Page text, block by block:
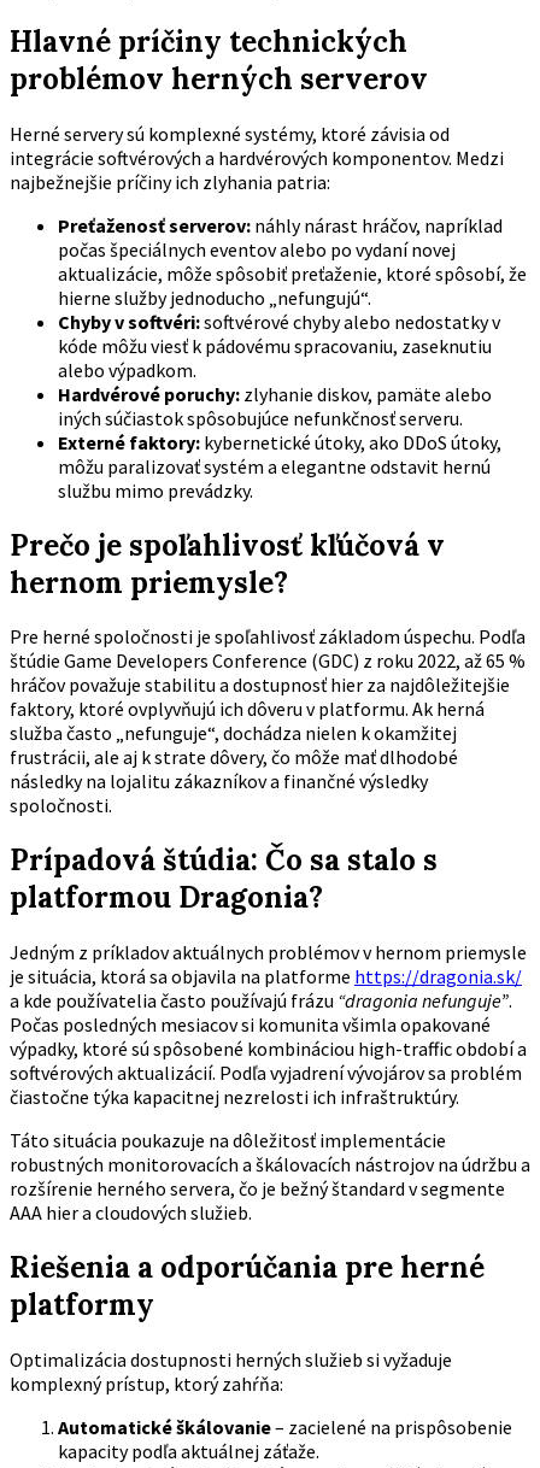
Hlavné príčiny technických
problémov herných serverov
Herné servery sú komplexné systémy, ktoré závisia od
integrácie softvérových a hardvérových komponentov. Medzi
najbežnejšie príčiny ich zlyhania patria:
Preťaženosť serverov: náhly nárast hráčov, napríklad
počas špeciálnych eventov alebo po vydaní novej
aktualizácie, môže spôsobiť preťaženie, ktoré spôsobí, že
hierne služby jednoducho „nefungujú“.
Chyby v softvéri:softvérové chyby alebo nedostatky v
kóde môžu viesť k pádovému spracovaniu, zaseknutiu
alebo výpadkom.
Hardvérové poruchy: zlyhanie diskov, pamäte alebo
iných súčiastok spôsobujúce nefunkčnosť serveru.
Externé faktory: kybernetické útoky, ako DDoS útoky,
môžu paralizovať systém a elegantne odstavit hernú
službu mimo prevádzky.
Prečo je spoľahlivosť kľúčová v
hernom priemysle?
Pre herné spoločnosti je spoľahlivosť základom úspechu. Podľa
štúdie Game Developers Conference (GDC) z roku 2022, až 65 %
hráčov považuje stabilitu a dostupnosť hier za najdôležitejšie
faktory, ktoré ovplyvňujú ich dôveru v platformu. Ak herná
služba často „nefunguje“, dochádza nielen k okamžitej
frustrácii, ale aj k strate dôvery, čo môže mať dlhodobé
následky na lojalitu zákazníkov a finančné výsledky
spoločnosti.
Prípadová štúdia: Čo sa stalo s
platformou Dragonia?
Jedným z príkladov aktuálnych problémov v hernom priemysle
je situácia, ktorá sa objavila na platforme https://dragonia.sk/
a kde používatelia často používajú frázu “dragonia nefunguje”.
Počas posledných mesiacov si komunita všimla opakované
výpadky, ktoré sú spôsobené kombináciou high-traffic období a
softvérových aktualizácií. Podľa vyjadrení vývojárov sa problém
čiastočne týka kapacitnej nezrelosti ich infraštruktúry.
Táto situácia poukazuje na dôležitosť implementácie
robustných monitorovacích a škálovacích nástrojov na údržbu a
rozšírenie herného servera, čo je bežný štandard v segmente
AAA hier a cloudových služieb.
Riešenia a odporúčania pre herné
platformy
Optimalizácia dostupnosti herných služieb si vyžaduje
komplexný prístup, ktorý zahŕňa:
Automatické škálovanie– zacielené na prispôsobenie
kapacity podľa aktuálnej záťaže.